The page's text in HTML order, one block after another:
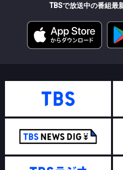
TBSで放送中の番組最